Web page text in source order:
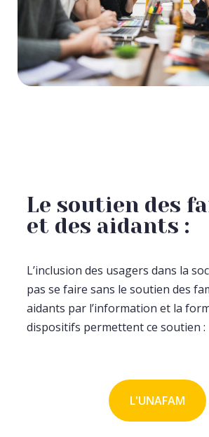
Le soutien des
et des aidants :
L’inclusion des usagers dans la
pas se faire sans le soutien des
aidants par l’information et la
dispositifs permettent ce soutien :
L'UNAFAM